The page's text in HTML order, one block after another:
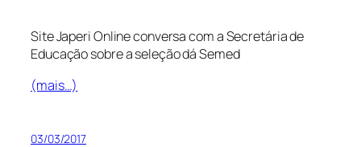
Site Japeri Online conversa com a Secretária de
Educação sobre a seleção dá Semed
(mais…)
03/03/2017